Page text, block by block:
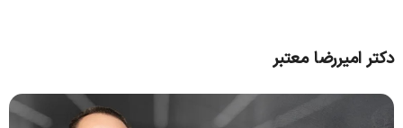
دکتر امیررضا معتبر